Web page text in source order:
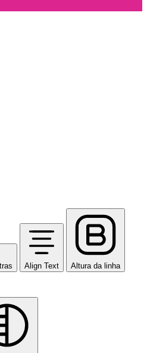
Align Text Altura da linha